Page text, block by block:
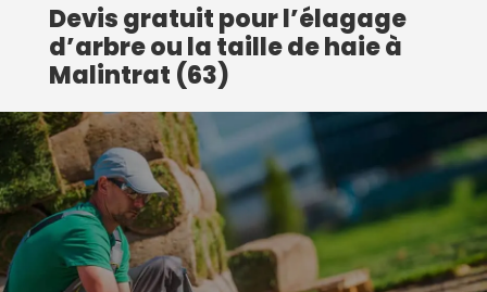
Devis gratuit pour l’élagage
d’arbre ou la taille de haie à
Malintrat (63)